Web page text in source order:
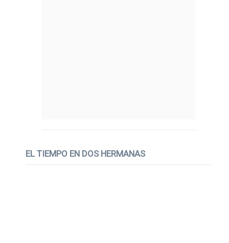
EL TIEMPO EN DOS HERMANAS